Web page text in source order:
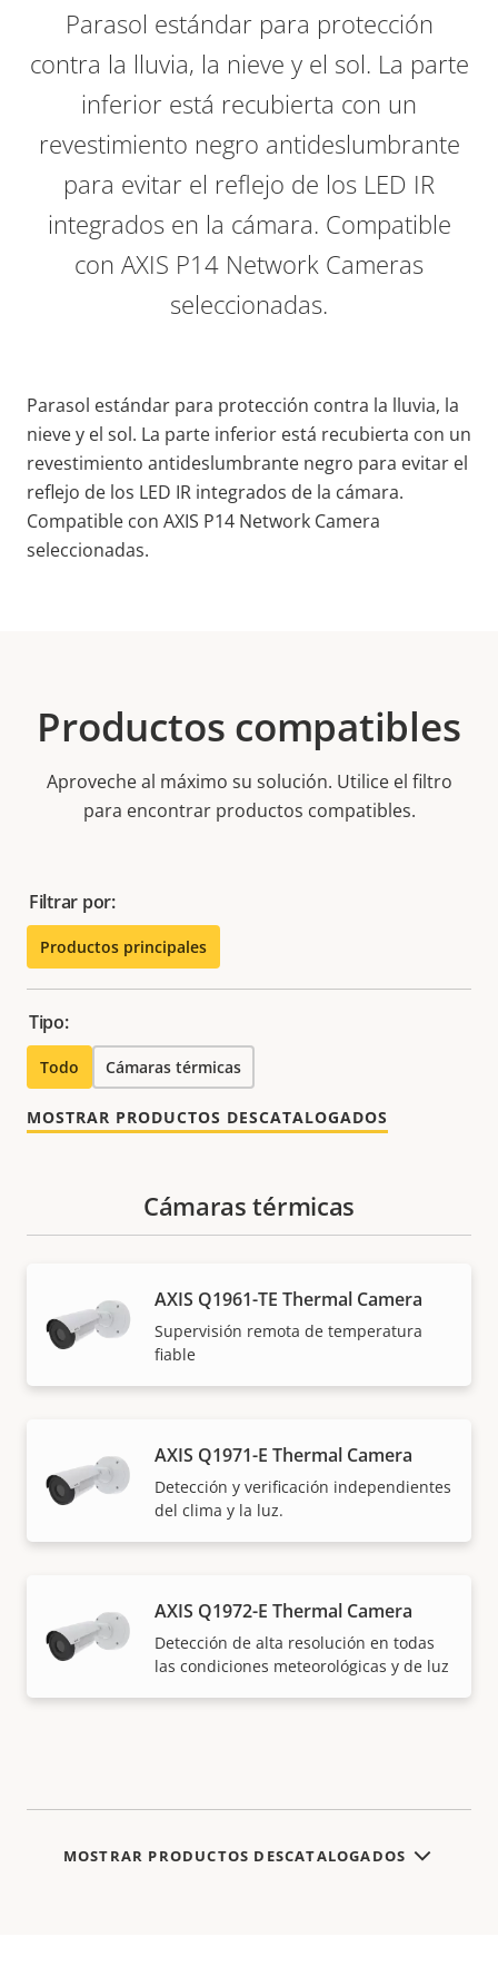
Parasol estándar para protección
contra la lluvia, la nieve y el sol. La parte
inferior está recubierta con un
revestimiento negro antideslumbrante
para evitar el reflejo de los LED IR
integrados en la cámara. Compatible
con AXIS P14 Network Cameras
seleccionadas.
Parasol estándar para protección contra la lluvia, la
nieve y el sol. La parte inferior está recubierta con un
revestimiento antideslumbrante negro para evitar el
reflejo de los LED IR integrados de la cámara.
Compatible con AXIS P14 Network Camera
seleccionadas.
Productos compatibles
Aproveche al máximo su solución. Utilice el filtro
para encontrar productos compatibles.
Filtrar por:
Productos principales
Tipo:
Todo Cámaras térmicas
MOSTRAR PRODUCTOS DESCATALOGADOS
Cámaras térmicas
AXIS Q1961-TE Thermal Camera
Supervisión remota de temperatura
fiable
AXIS Q1971-E Thermal Camera
Detección y verificación independientes
del clima y la luz.
AXIS Q1972-E Thermal Camera
Detección de alta resolución en todas
las condiciones meteorológicas y de luz
MOSTRAR PRODUCTOS DESCATALOGADOS